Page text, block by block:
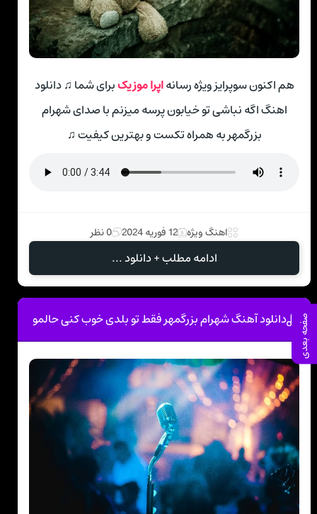
هم اکنون سوپرایز ویژه رسانهاپرا موزیکبرای شما ♫ دانلود
اهنگ اگه نباشی تو خیابون پرسه میزنم با صدای شهرام
بزرگمهر به همراه تکست و بهترین کیفیت ♫
اهنگ ویژه 12 فوریه 2024 0 نظر
ادامه مطلب + دانلود ...
دانلود آهنگ شهرام بزرگمهر فقط تو بلدی خوب کنی حالمو صفحه بعدی